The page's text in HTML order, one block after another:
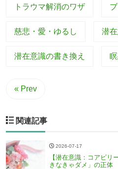
トラウマ解消のワザ
慈悲・愛・ゆるし 潜
潜在意識の書き換え
« Prev
関連記事
2026-07-17
【潜在意識：コアビリ
きなきゃダメ」の正体